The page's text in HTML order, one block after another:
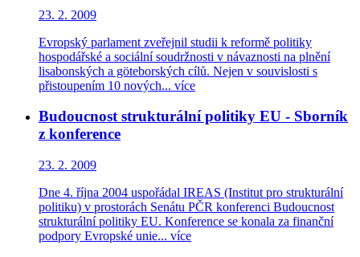
23. 2. 2009
Evropský parlament zveřejnil studii k reformě politiky
hospodářské a sociální soudržnosti v návaznosti na plnění
lisabonských a göteborských cílů. Nejen v souvislosti s
přistoupením 10 nových... více
Budoucnost strukturální politiky EU - Sborník
z konference
23. 2. 2009
Dne 4. října 2004 uspořádal IREAS (Institut pro strukturální
politiku) v prostorách Senátu PČR konferenci Budoucnost
strukturální politiky EU. Konference se konala za finanční
podpory Evropské unie... více